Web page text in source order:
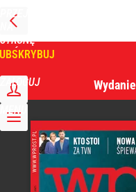
PRZEJDŹ
NA
STRONĘ
GŁÓWNĄ
ZALOGUJ
MENU
Wydanie